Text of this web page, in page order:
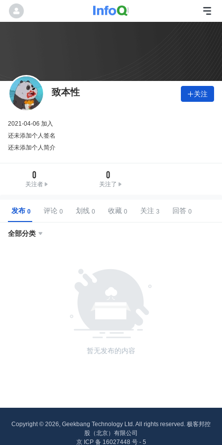
致本性 关注
2021-04-06 加入
还未添加个人签名
还未添加个人简介
0
关注者
0
关注了
发布 评论 划线 收藏 关注 回答
全部分类 
暂无发布的内容
Copyright © 2026, Geekbang Technology Ltd. All rights reserved. 极客邦控
股（北京）有限公司
京 ICP 备 16027448 号 - 5